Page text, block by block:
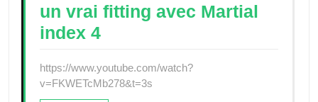
un vrai fitting avec Martial
index 4
https://www.youtube.com/watch?
v=FKWETcMb278&t=3s